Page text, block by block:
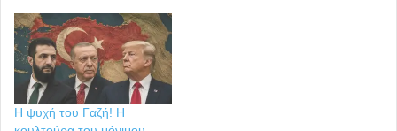
Η ψυχή του Γαζή! Η